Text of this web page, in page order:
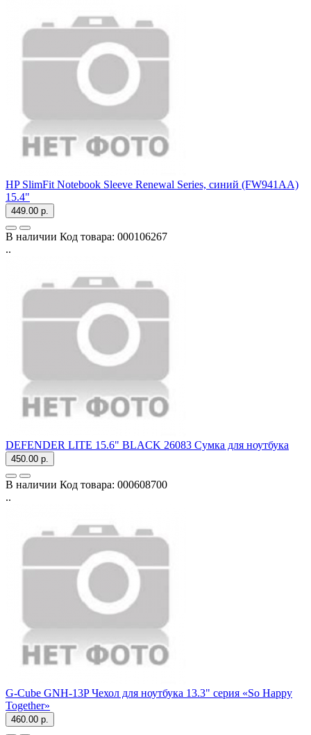
HP SlimFit Notebook Sleeve Renewal Series, синий (FW941AA)
15.4"
449.00 р.
В наличии Код товара: 000106267
..
DEFENDER LITE 15.6" BLACK 26083 Сумка для ноутбука
450.00 р.
В наличии Код товара: 000608700
..
G-Cube GNH-13P Чехол для ноутбука 13.3" серия «So Happy
Together»
460.00 р.